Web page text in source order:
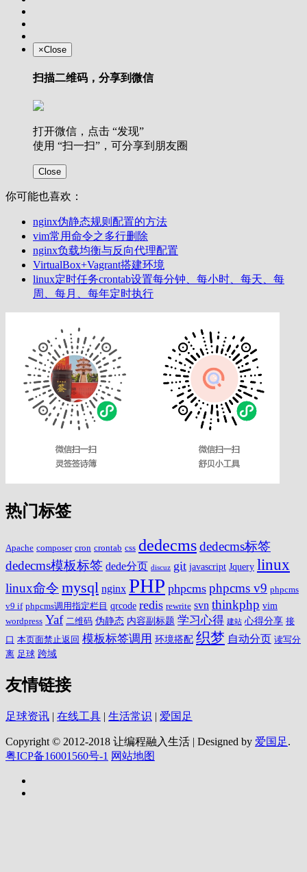
×Close
扫描二维码，分享到微信
打开微信，点击 “发现”
使用 “扫一扫”，可分享到朋友圈
Close
你可能也喜欢：
nginx伪静态规则配置的方法
vim常用命令之多行删除
nginx负载均衡与反向代理配置
VirtualBox+Vagrant搭建环境
linux定时任务crontab设置每分钟、每小时、每天、每
周、每月、每年定时执行
热门标签
Apache composer cron crontab css dedecmsdedecms标签
dedecms模板标签 dede分页 discuz git javascript Jquery linux
linux命令 mysql nginx PHP phpcms phpcms v9 phpcms
v9 if phpcms调用指定栏目 qrcode redis rewrite svn thinkphp vim
wordpress Yaf 二维码 伪静态 内容副标题 学习心得 建站 心得分享 接
口 本页面禁止返回 模板标签调用 环境搭配 织梦 自动分页 读写分
离 足球 跨域
友情链接
足球资讯 | 在线工具 | 生活常识 | 爱国足
Copyright © 2012-2018 让编程融入生活 | Designed by 爱国足.
粤ICP备16001560号-1 网站地图